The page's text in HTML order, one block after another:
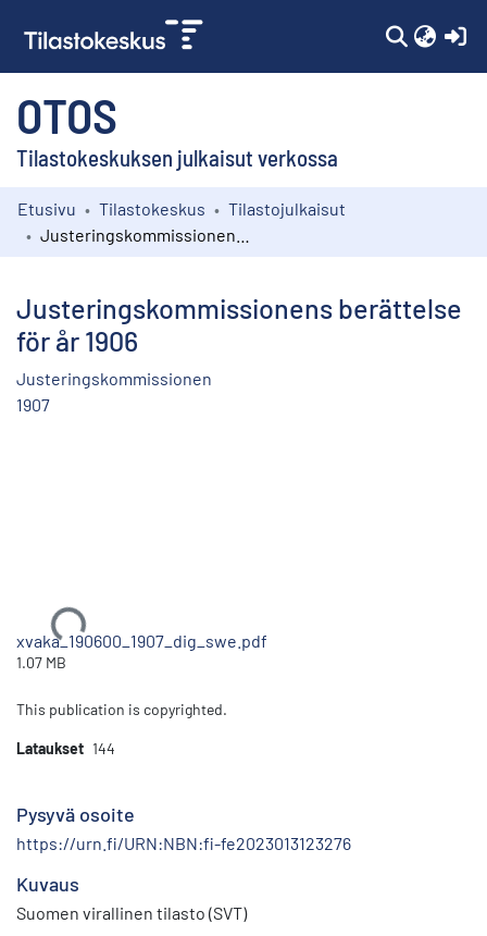
OTOS
Tilastokeskuksen julkaisut verkossa
Kokoelmat
Etusivu Tilastokeskus
Tilastojulkaisut
Justeringskommissionens berättelse
för år 1906
Justeringskommissionen
1907
Ladataan...
xvaka_190600_1907_dig_swe.pdf
1.07 MB
This publication is copyrighted.
Lataukset 144
Pysyvä osoite
https://urn.fi/URN:NBN:fi-fe2023013123276
Kuvaus
Suomen virallinen tilasto (SVT)